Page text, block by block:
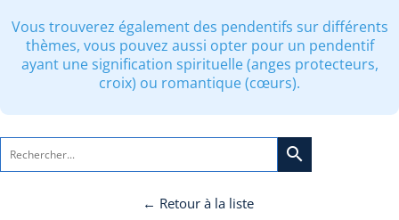
Vous trouverez également des pendentifs sur différents
thèmes, vous pouvez aussi opter pour un pendentif
ayant une signification spirituelle (anges protecteurs,
croix) ou romantique (cœurs).
search
← Retour à la liste